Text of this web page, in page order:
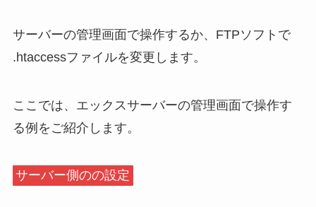
サーバーの管理画面で操作するか、FTPソフトで
.htaccessファイルを変更します。
ここでは、エックスサーバーの管理画面で操作す
る例をご紹介します。
サーバー側のの設定